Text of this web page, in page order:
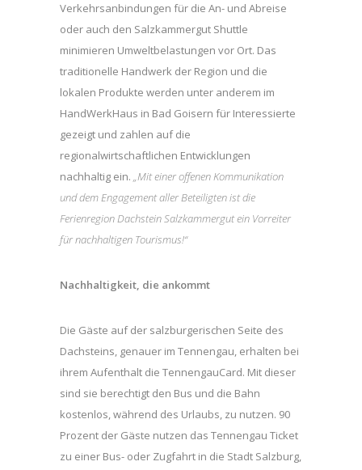
Verkehrsanbindungen für die An- und Abreise
oder auch den Salzkammergut Shuttle
minimieren Umweltbelastungen vor Ort. Das
traditionelle Handwerk der Region und die
lokalen Produkte werden unter anderem im
HandWerkHaus in Bad Goisern für Interessierte
gezeigt und zahlen auf die
regionalwirtschaftlichen Entwicklungen
nachhaltig ein. „Mit einer offenen Kommunikation
und dem Engagement aller Beteiligten ist die
Ferienregion Dachstein Salzkammergut ein Vorreiter
für nachhaltigen Tourismus!“
Nachhaltigkeit, die ankommt
Die Gäste auf der salzburgerischen Seite des
Dachsteins, genauer im Tennengau, erhalten bei
ihrem Aufenthalt die TennengauCard. Mit dieser
sind sie berechtigt den Bus und die Bahn
kostenlos, während des Urlaubs, zu nutzen. 90
Prozent der Gäste nutzen das Tennengau Ticket
zu einer Bus- oder Zugfahrt in die Stadt Salzburg,